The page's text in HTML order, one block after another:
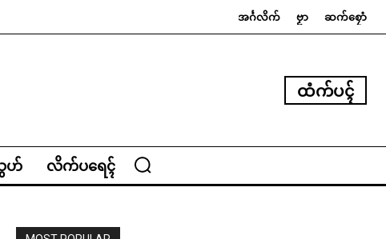
အၚ်္ဂလိက် ဗၟာ ဆက်စၠောံ
ထံက်ပၚ်
ဟ် လိက်ပရေၚ်